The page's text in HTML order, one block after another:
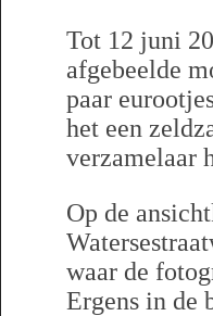
Tot 12 juni
afgebeelde
paar
het een
verzamelaar
Op de
waar de
Ergens in de